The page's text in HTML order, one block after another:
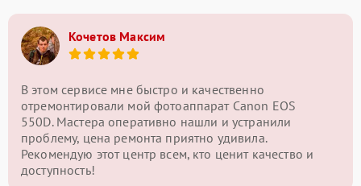
Кочетов Максим
В этом сервисе мне быстро и качественно
отремонтировали мой фотоаппарат Canon EOS
550D. Мастера оперативно нашли и устранили
проблему, цена ремонта приятно удивила.
Рекомендую этот центр всем, кто ценит качество и
доступность!